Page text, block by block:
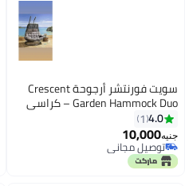
سويت فورنتشر أرجوحة Crescent
Garden Hammock Duo – كراسي
استلقاء خارجية للاسترخاء التام.
4.0
1
جنيه10,000
توصيل مجاني
توصيل مجاني